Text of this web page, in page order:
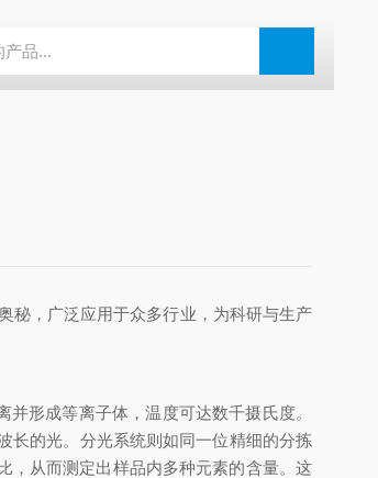
镜 瑞士万通水分仪
，广泛应用于众多行业，为科研与生产
形成等离子体，温度可达数千摄氏度。
长的光。分光系统则如同一位精细的分拣
，从而测定出样品内多种元素的含量。这